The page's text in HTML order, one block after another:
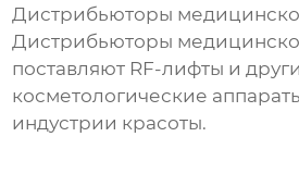
Дистрибьюторы
Дистрибьюторы
поставляют RF-лифты и
косметологические
индустрии красоты.